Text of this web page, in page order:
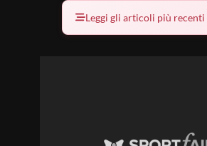
Leggi gli articoli più recenti